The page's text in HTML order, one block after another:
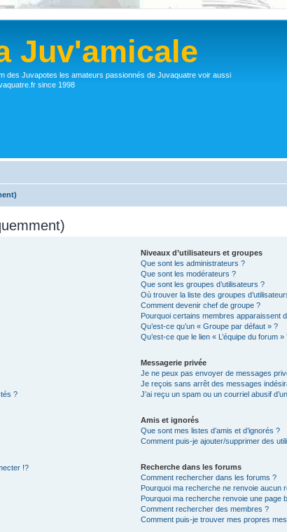
Juv'amicale
des Juvapotes les amateurs passionnés de Juvaquatre voir aussi
since 1998
?
!?
Niveaux d’utilisateurs et groupes
Que sont les administrateurs ?
Que sont les modérateurs ?
Que sont les groupes d’utilisateurs ?
Où trouver la liste des groupes
Comment devenir chef de groupe ?
Pourquoi certains membres apparaissent
Qu’est-ce qu’un « Groupe par défaut » ?
Qu’est-ce que le lien « L’équipe du forum »
Messagerie privée
Je ne peux pas envoyer de messages
Je reçois sans arrêt des messages
J’ai reçu un spam ou un courriel abusif
Amis et ignorés
Que sont mes listes d’amis et d’ignorés ?
Comment puis-je ajouter/supprimer des
Recherche dans les forums
Comment rechercher dans les forums ?
Pourquoi ma recherche ne renvoie aucun
Pourquoi ma recherche renvoie une page
Comment rechercher des membres ?
Comment puis-je trouver mes propres